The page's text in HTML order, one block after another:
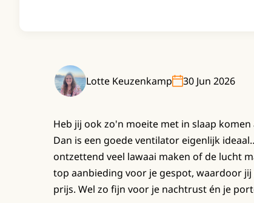
Lotte Keuzenkamp 30 Jun 2026
Heb jij ook zo'n moeite met in slaap
Dan is een goede ventilator eigenlijk
ontzettend veel lawaai maken of de lucht
top aanbieding voor je gespot, waardoor
prijs. Wel zo fijn voor je nachtrust én je